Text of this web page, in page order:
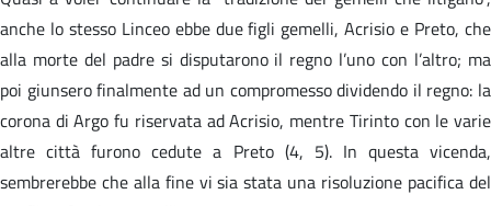
anche lo stesso Linceo ebbe due figli gemelli, Acrisio e Preto, che
alla morte del padre si disputarono il regno l’uno con l’altro; ma
poi giunsero finalmente ad un compromesso dividendo il regno: la
corona di Argo fu riservata ad Acrisio, mentre Tirinto con le varie
altre città furono cedute a Preto (4, 5). In questa vicenda,
sembrerebbe che alla fine vi sia stata una risoluzione pacifica del